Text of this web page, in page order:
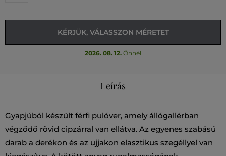
KÉRJÜK, VÁLASSZON MÉRETET
2026. 08. 12. Önnél
Leírás
Gyapjúból készült férfi pulóver, amely állógallérban
végződő rövid cipzárral van ellátva. Az egyenes szabású
darab a derékon és az ujjakon elasztikus szegéllyel van